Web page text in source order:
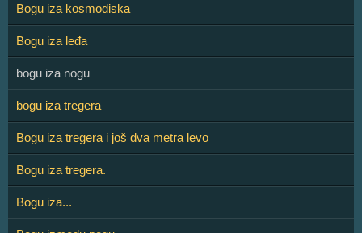
Bogu iza kosmodiska
Bogu iza leđa
bogu iza nogu
bogu iza tregera
Bogu iza tregera i još dva metra levo
Bogu iza tregera.
Bogu iza...